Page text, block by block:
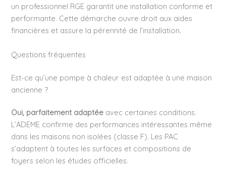
un professionnel RGE garantit une installation conforme et
performante. Cette démarche ouvre droit aux aides
financières et assure la pérennité de l’installation.
Questions fréquentes
Est-ce qu’une pompe à chaleur est adaptée à une maison
ancienne ?
Oui, parfaitement adaptée avec certaines conditions.
L’ADEME confirme des performances intéressantes même
dans les maisons non isolées (classe F). Les PAC
s’adaptent à toutes les surfaces et compositions de
foyers selon les études officielles.